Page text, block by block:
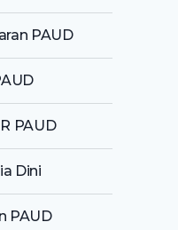
PAUD
PAUD
Dini
PAUD